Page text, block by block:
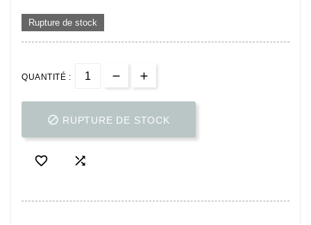
Rupture de stock
QUANTITÉ :
 RUPTURE DE STOCK
 